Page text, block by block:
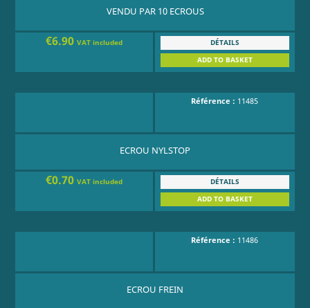
VENDU PAR 10 ECROUS
€6.90VAT included
DÉTAILS
ADD TO BASKET
Référence : 11485
ECROU NYLSTOP
€0.70VAT included
DÉTAILS
ADD TO BASKET
Référence : 11486
ECROU FREIN